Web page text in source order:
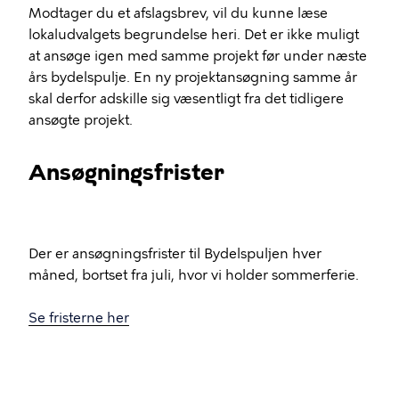
Modtager du et afslagsbrev, vil du kunne læse
lokaludvalgets begrundelse heri. Det er ikke muligt
at ansøge igen med samme projekt før under næste
års bydelspulje. En ny projektansøgning samme år
skal derfor adskille sig væsentligt fra det tidligere
ansøgte projekt.
Ansøgningsfrister
Der er ansøgningsfrister til Bydelspuljen hver
måned, bortset fra juli, hvor vi holder sommerferie.
Se fristerne her